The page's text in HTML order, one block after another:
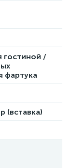
гостиной /
фартука
(вставка)